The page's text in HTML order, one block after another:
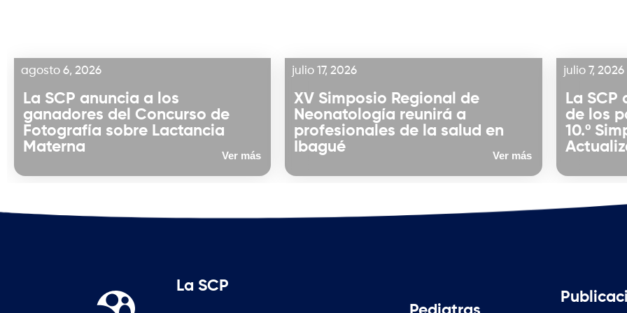
agosto 6, 2026
La SCP anuncia a los
ganadores del Concurso de
Fotografía sobre Lactancia
Materna
Ver más
julio 17, 2026
XV Simposio Regional de
Neonatología reunirá a
profesionales de la salud en
Ibagué
Ver más
julio 7, 2026
La
de los
10.º
La SCP